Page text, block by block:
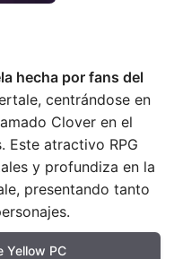
hecha por fans del
centrándose en
Clover en el
Este atractivo RPG
y profundiza en la
presentando tanto
Yellow PC